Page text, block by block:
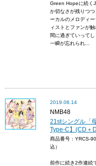
Green Hopeに続く
か切なさが残りつ
ーカルのメロディ
ィストとファンが
間に過ぎていって
一瞬が忘れられ...
2019.08.14
NMB48
21stシングル「
Type-C】(CD＋
商品番号：YRCS-
込）
前作に続き2作連続